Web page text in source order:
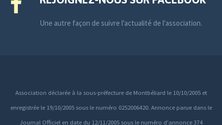
Une autre façon de suivre l'actualité de l'association.
Association déclarée à la sous-préfecture de Montbéliard le 10/10/2005 et
enregistrée le 19/10/2005 sous le numéro 0252006420. Annonce parue dans le
Journal Officiel en date du 12/11/2005 sous le numéro d'annonce 374